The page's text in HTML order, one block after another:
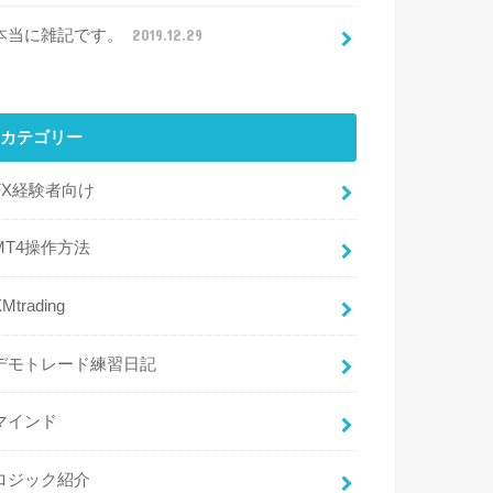
当に雑記です。 2019.12.29
カテゴリー
経験者向け
操作方法
モトレード練習日記
インド
ジック紹介